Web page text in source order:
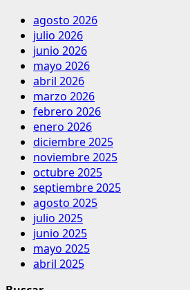
agosto 2026
julio 2026
junio 2026
mayo 2026
abril 2026
marzo 2026
febrero 2026
enero 2026
diciembre 2025
noviembre 2025
octubre 2025
septiembre 2025
agosto 2025
julio 2025
junio 2025
mayo 2025
abril 2025